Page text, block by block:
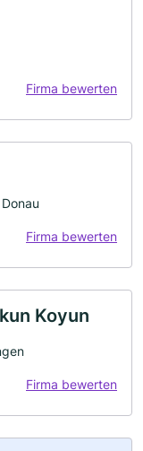
Firma bewerten
Firma bewerten
Koyun
Firma bewerten